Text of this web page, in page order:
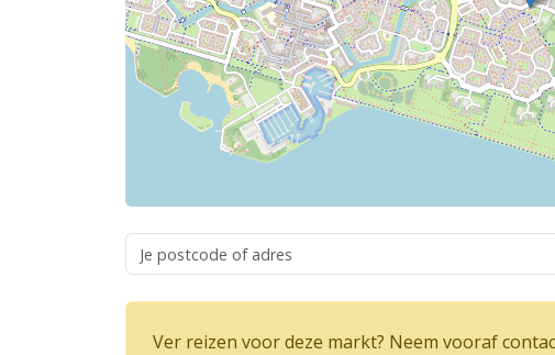
Ver reizen voor deze markt? Neem vooraf